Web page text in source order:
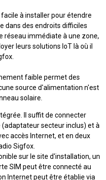
à installer pour étendre
dans des endroits difficiles
réseau immédiate à une zone,
leurs solutions IoT là où il
faible permet des
source d'alimentation n'est
solaire.
Il suffit de connecter
secteur inclus) et à
accès Internet, et en deux
Sigfox.
sur le site d'installation, un
SIM peut être connecté au
Internet peut être établie via